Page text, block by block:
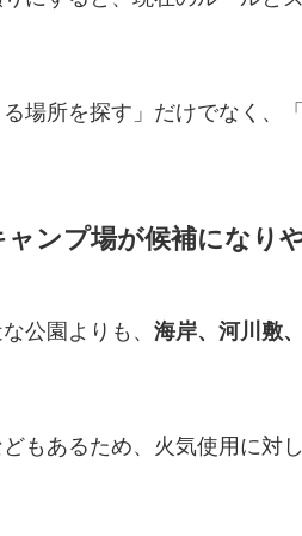
場所を探す」だけでなく、
ンプ場が候補になり
公園よりも、 海岸、河川敷
もあるため、火気使用に対